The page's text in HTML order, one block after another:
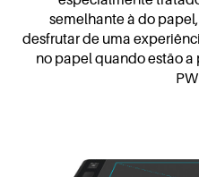
semelhante à do
desfrutar de uma
no papel quando estão